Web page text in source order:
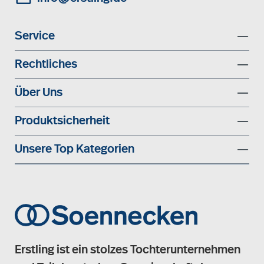
Service
Rechtliches
Über Uns
Produktsicherheit
Unsere Top Kategorien
Erstling ist ein stolzes Tochterunternehmen